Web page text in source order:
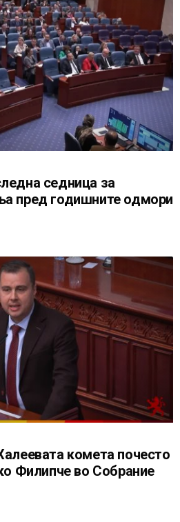
седница за
пред годишните одмори
комета почесто
Филипче во Собрание